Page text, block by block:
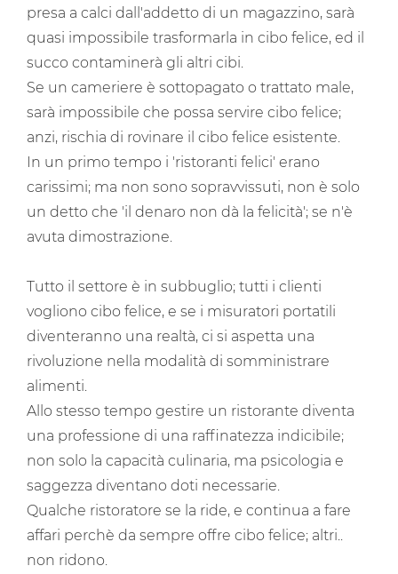
presa a calci dall'addetto di un magazzino, sarà
quasi impossibile trasformarla in cibo felice, ed il
succo contaminerà gli altri cibi.
Se un cameriere è sottopagato o trattato male,
sarà impossibile che possa servire cibo felice;
anzi, rischia di rovinare il cibo felice esistente.
In un primo tempo i 'ristoranti felici' erano
carissimi; ma non sono sopravvissuti, non è solo
un detto che 'il denaro non dà la felicità'; se n'è
avuta dimostrazione.
Tutto il settore è in subbuglio; tutti i clienti
vogliono cibo felice, e se i misuratori portatili
diventeranno una realtà, ci si aspetta una
rivoluzione nella modalità di somministrare
alimenti.
Allo stesso tempo gestire un ristorante diventa
una professione di una raffinatezza indicibile;
non solo la capacità culinaria, ma psicologia e
saggezza diventano doti necessarie.
Qualche ristoratore se la ride, e continua a fare
affari perchè da sempre offre cibo felice; altri..
non ridono.